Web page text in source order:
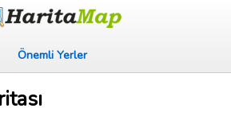
Önemli Yerler